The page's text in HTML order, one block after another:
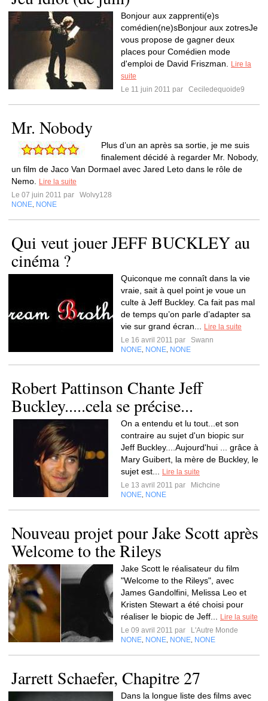
Bonjour aux zapprenti(e)s
comédien(ne)sBonjour aux zotresJe
vous propose de gagner deux
places pour Comédien mode
d'emploi de David Friszman.
Lire la
suite
Le 11 juin 2011 par
Ceciledequoide9
Mr. Nobody
Plus d’un an après sa sortie, je me suis
finalement décidé à regarder Mr. Nobody,
un film de Jaco Van Dormael avec Jared Leto dans le rôle de
Nemo.
Lire la suite
Le 07 juin 2011 par
Wolvy128
NONE NONE
Qui veut jouer JEFF BUCKLEY au
cinéma ?
Quiconque me connaît dans la vie
vraie, sait à quel point je voue un
culte à Jeff Buckley. Ca fait pas mal
de temps qu’on parle d’adapter sa
vie sur grand écran...
Lire la suite
Le 16 avril 2011 par
Swann
NONE NONE NONE
Robert Pattinson Chante Jeff
Buckley.....cela se précise...
On a entendu et lu tout...et son
contraire au sujet d'un biopic sur
Jeff Buckley....Aujourd'hui ... grâce à
Mary Guibert, la mère de Buckley, le
sujet est...
Lire la suite
Le 13 avril 2011 par
Michcine
NONE NONE
Nouveau projet pour Jake Scott après
Welcome to the Rileys
Jake Scott le réalisateur du film
"Welcome to the Rileys", avec
James Gandolfini, Melissa Leo et
Kristen Stewart a été choisi pour
réaliser le biopic de Jeff...
Lire la suite
Le 09 avril 2011 par
L'Autre Monde
NONE NONE NONE NONE
Jarrett Schaefer, Chapitre 27
Dans la longue liste des films avec